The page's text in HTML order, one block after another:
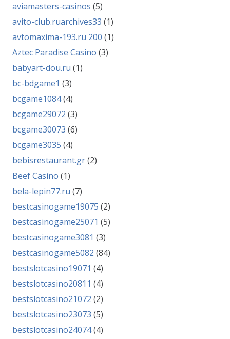
aviamasters-casinos (5)
avito-club.ruarchives33 (1)
avtomaxima-193.ru 200 (1)
Aztec Paradise Casino (3)
babyart-dou.ru (1)
bc-bdgame1 (3)
bcgame1084(4)
bcgame29072 (3)
bcgame30073 (6)
bcgame3035 (4)
bebisrestaurant.gr(2)
Beef Casino (1)
bela-lepin77.ru (7)
bestcasinogame19075 (2)
bestcasinogame25071 (5)
bestcasinogame3081 (3)
bestcasinogame5082 (84)
bestslotcasino19071 (4)
bestslotcasino20811 (4)
bestslotcasino21072 (2)
bestslotcasino23073 (5)
bestslotcasino24074(4)